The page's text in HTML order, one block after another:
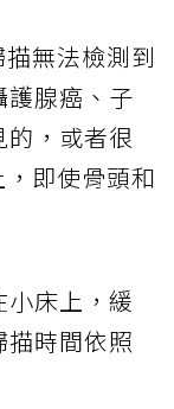
無法檢測到
護腺癌、子
，或者很
即使骨頭和
床上，緩
時間依照